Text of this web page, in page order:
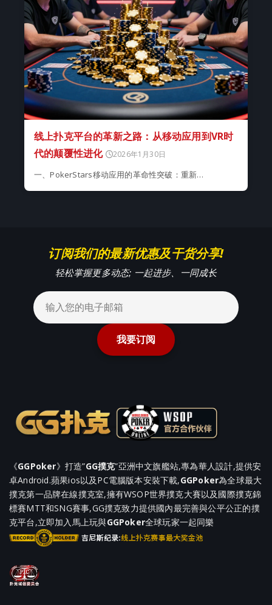
线上扑克平台的革新之路：从移动应用到VR时
代的颠覆性进化
2026年1月30日
一、PokerStars移动应用的革命性突破：重新…
订阅我们的最新优惠及干货分享!
轻松掌握更多动态; 一起进步、一同成长
我要订阅
《GGPoker》打造”GG撲克”亞洲中文旗艦站,專為華人設計,提供安
卓Android.蘋果ios以及PC電腦版本安裝下載,GGPoker為全球最大
撲克第一品牌在線撲克室,擁有WSOP世界撲克大賽以及國際撲克錦
標賽MTT和SNG賽事,GG撲克致力提供國內最完善與公平公正的撲
克平台,立即加入馬上玩與GGPoker全球玩家一起同樂